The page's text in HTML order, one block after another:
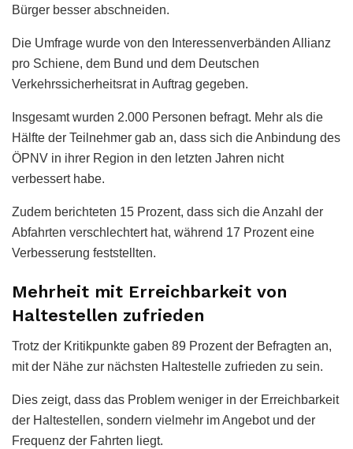
Bürger besser abschneiden.
Die Umfrage wurde von den Interessenverbänden Allianz
pro Schiene, dem Bund und dem Deutschen
Verkehrssicherheitsrat in Auftrag gegeben.
Insgesamt wurden 2.000 Personen befragt. Mehr als die
Hälfte der Teilnehmer gab an, dass sich die Anbindung des
ÖPNV in ihrer Region in den letzten Jahren nicht
verbessert habe.
Zudem berichteten 15 Prozent, dass sich die Anzahl der
Abfahrten verschlechtert hat, während 17 Prozent eine
Verbesserung feststellten.
Mehrheit mit Erreichbarkeit von
Haltestellen zufrieden
Trotz der Kritikpunkte gaben 89 Prozent der Befragten an,
mit der Nähe zur nächsten Haltestelle zufrieden zu sein.
Dies zeigt, dass das Problem weniger in der Erreichbarkeit
der Haltestellen, sondern vielmehr im Angebot und der
Frequenz der Fahrten liegt.